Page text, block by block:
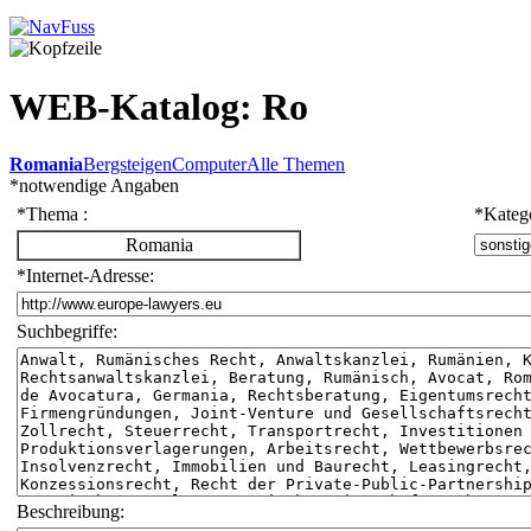
WEB-Katalog: Ro
RomaniaBergsteigenComputerAlle Themen
*notwendige Angaben
*Thema : *
Romania
*Internet-Adresse:
Suchbegriffe:
Beschreibung: